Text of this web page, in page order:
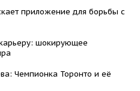
приложение для борьбы с
шокирующее
Чемпионка Торонто и её